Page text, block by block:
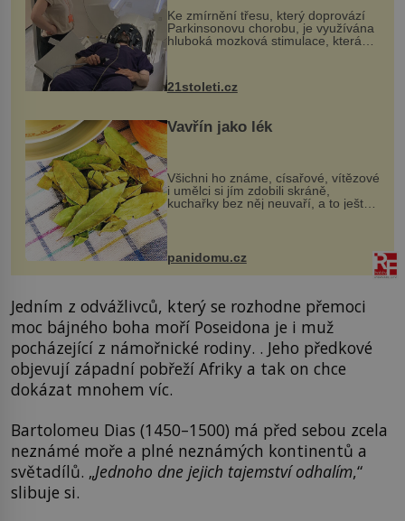
Ke zmírnění třesu, který doprovází
Parkinsonovu chorobu, je využívána
hluboká mozková stimulace, která
však vyžaduje vysoce invazivní
zákrok. Ultrazvuk zase není vhodný
k dostatečně přesnému zacílení ...
21stoleti.cz
Vavřín jako lék
Všichni ho známe, císařové, vítězové
i umělci si jím zdobili skráně,
kuchařky bez něj neuvaří, a to ještě
nevíte, že bobkový list může výrazně
zmírnit některé naše neduhy.
Obsahuje v malém množství ně...
panidomu.cz
Jedním z odvážlivců, který se rozhodne přemoci
moc bájného boha moří Poseidona je i muž
pocházející z námořnické rodiny. . Jeho předkové
objevují západní pobřeží Afriky a tak on chce
dokázat mnohem víc.
Bartolomeu Dias (1450–1500) má před sebou zcela
neznámé moře a plné neznámých kontinentů a
světadílů. „Jednoho dne jejich tajemství odhalím,“
slibuje si.